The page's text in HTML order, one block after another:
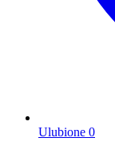
Ulubione 0